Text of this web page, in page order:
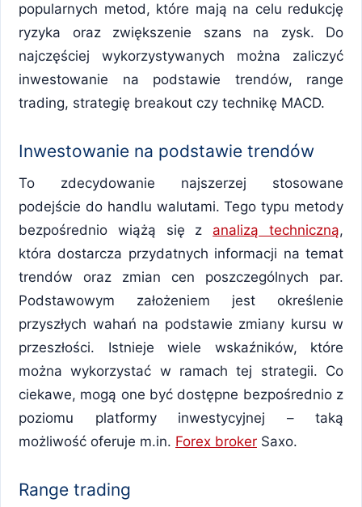
popularnych metod, które mają na celu redukcję
ryzyka oraz zwiększenie szans na zysk. Do
najczęściej wykorzystywanych można zaliczyć
inwestowanie na podstawie trendów, range
trading, strategię breakout czy technikę MACD.
Inwestowanie na podstawie trendów
To zdecydowanie najszerzej stosowane
podejście do handlu walutami. Tego typu metody
bezpośrednio wiążą się z analizą techniczną,
która dostarcza przydatnych informacji na temat
trendów oraz zmian cen poszczególnych par.
Podstawowym założeniem jest określenie
przyszłych wahań na podstawie zmiany kursu w
przeszłości. Istnieje wiele wskaźników, które
można wykorzystać w ramach tej strategii. Co
ciekawe, mogą one być dostępne bezpośrednio z
poziomu platformy inwestycyjnej – taką
możliwość oferuje m.in. Forex broker Saxo.
Range trading